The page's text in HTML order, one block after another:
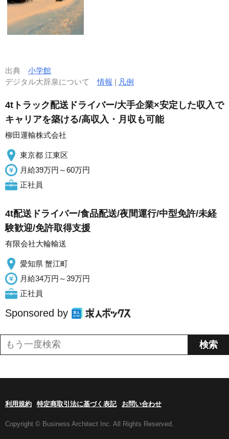
出典 小学館
デジタル大辞泉について情報 | 凡例
4tトラック配送ドライバー/大手企業×安定した収入で
キャリアを築ける/高収入・月収も可能
柳田運輸株式会社
東京都 江東区
月給39万円～60万円
正社員
4t配送ドライバー/食品配送/夜間運行/中型免許/未経
験歓迎/免許取得支援
有限会社大輪輸送
愛知県 蟹江町
月給34万円～39万円
正社員
Sponsored by
利用規約 特定商取引法に基づく表記 お問い合わせ
Copyright © Business Architect Inc. All Rights Reserved.